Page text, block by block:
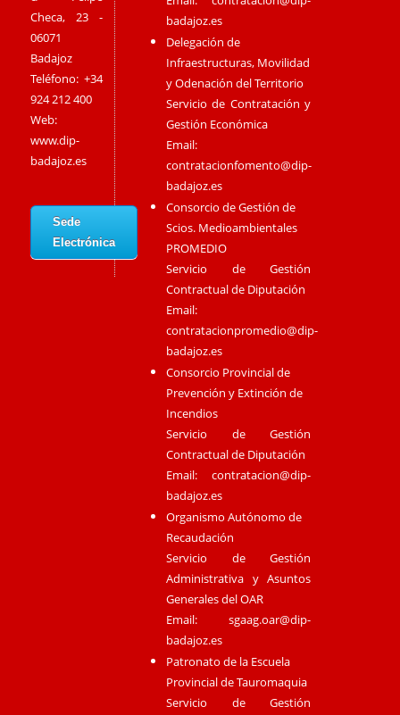
Checa, 23 -
06071
Badajoz
Teléfono: +34
924 212 400
Web:
www.dip-
badajoz.es
Sede
Electrónica
badajoz.es
Delegación de
Infraestructuras, Movilidad
y Odenación del Territorio
Servicio de Contratación y
Gestión Económica
Email:
contratacionfomento@dip-
badajoz.es
Consorcio de Gestión de
Scios. Medioambientales
PROMEDIO
Servicio de Gestión
Contractual de Diputación
Email:
contratacionpromedio@dip-
badajoz.es
Consorcio Provincial de
Prevención y Extinción de
Incendios
Servicio de Gestión
Contractual de Diputación
Email:contratacion@dip-
badajoz.es
Organismo Autónomo de
Recaudación
Servicio de Gestión
Administrativa y Asuntos
Generales del OAR
Email:sgaag.oar@dip-
badajoz.es
Patronato de la Escuela
Provincial de Tauromaquia
Servicio de Gestión